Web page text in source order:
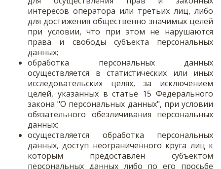
интересов оператора или третьих лиц, либо
для достижения общественно значимых целей
при условии, что при этом не нарушаются
права и свободы субъекта персональных
данных;
обработка персональных данных
осуществляется в статистических или иных
исследовательских целях, за исключением
целей, указанных в статье 15 Федерального
закона "О персональных данных", при условии
обязательного обезличивания персональных
данных;
осуществляется обработка персональных
данных, доступ неограниченного круга лиц к
которым предоставлен субъектом
персональных данных либо по его просьбе